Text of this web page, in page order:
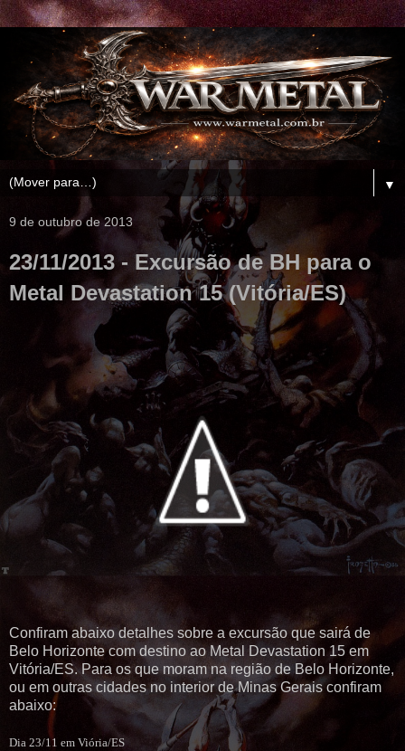
▼
9 de outubro de 2013
23/11/2013 - Excursão de BH para o
Metal Devastation 15 (Vitória/ES)
Confiram abaixo detalhes sobre a excursão que sairá de
Belo Horizonte com destino ao Metal Devastation 15 em
Vitória/ES. Para os que moram na região de Belo Horizonte,
ou em outras cidades no interior de Minas Gerais confiram
abaixo:
Dia 23/11 em Viória/ES